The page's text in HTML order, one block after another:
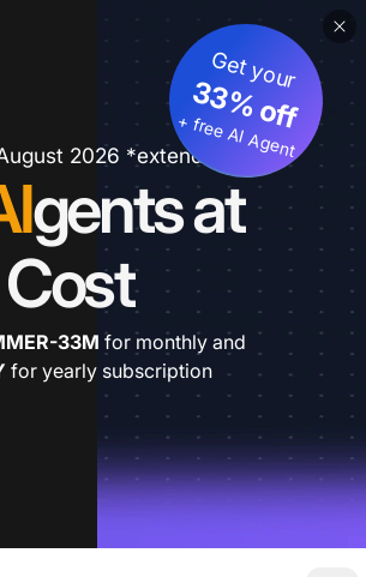
2026 *extended
gents at
Get your
33% off
+ free AI Agent
33M for monthly and
for yearly subscription